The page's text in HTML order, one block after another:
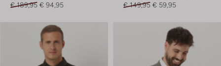
€ 189,95 € 94,95
€ 149,95 € 59,95